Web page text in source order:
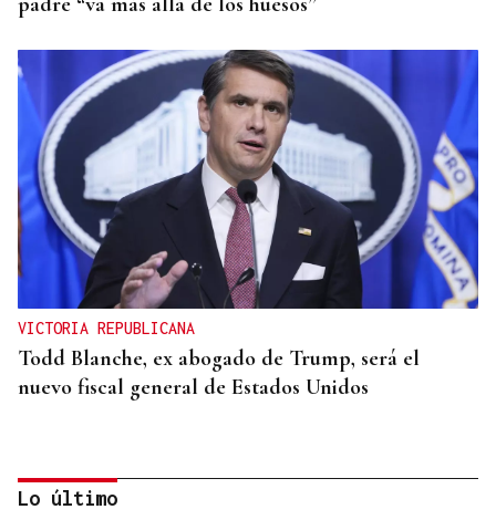
VICTORIA REPUBLICANA
Todd Blanche, ex abogado de Trump, será el
nuevo fiscal general de Estados Unidos
Lo último